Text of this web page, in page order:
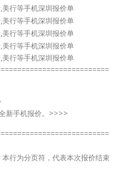
新手机报价。>>>>
行为分页符，代表本次报价结束